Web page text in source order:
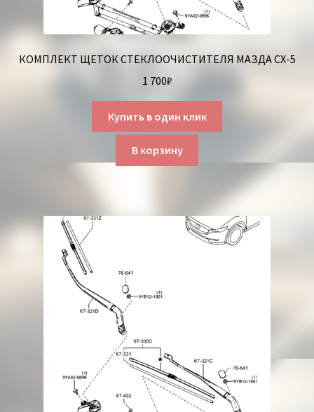
КОМПЛЕКТ ЩЕТОК СТЕКЛООЧИСТИТЕЛЯ МАЗДА СХ-5
1 700₽
Купить в один клик
В корзину